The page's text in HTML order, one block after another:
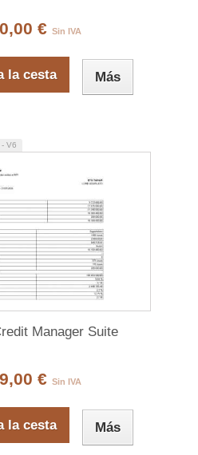
€ Sin IVA
la cesta Más
V6
Manager Suite
€ Sin IVA
la cesta Más